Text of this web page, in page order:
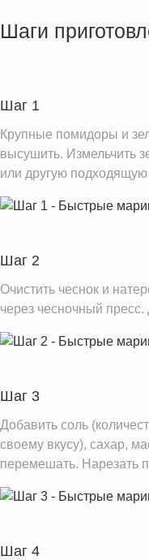
Жиры
Пищевые волокна
Сахар
Вода
Натрий
Магний
Железо
Калий
Фолиевая кислота
Витамин С
Информация для одной
Шаги
Шаг 1
Крупные помидоры и
высушить. Измельчить
или другую
Шаг 2
Очистить чеснок и
через чесночный пресс.
Шаг 3
Добавить соль
своему вкусу), сахар,
перемешать. Нарезать
Шаг 4